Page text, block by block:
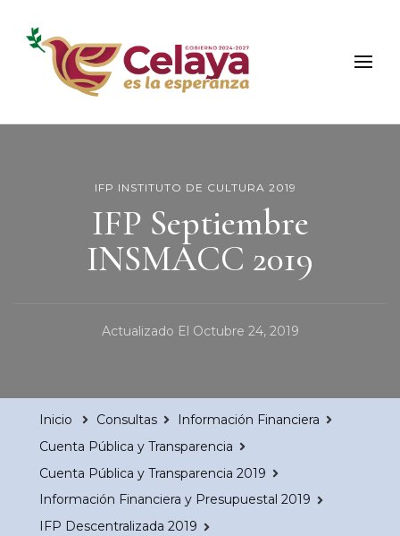
Municipio de Celaya
Portal Oficial del Municipio de Celaya
IFP INSTITUTO DE CULTURA 2019
IFP Septiembre
INSMACC 2019
Actualizado El Octubre 24, 2019
Inicio Consultas
Información Financiera
Cuenta Pública y Transparencia
Cuenta Pública y Transparencia 2019
Información Financiera y Presupuestal 2019
IFP Descentralizada 2019